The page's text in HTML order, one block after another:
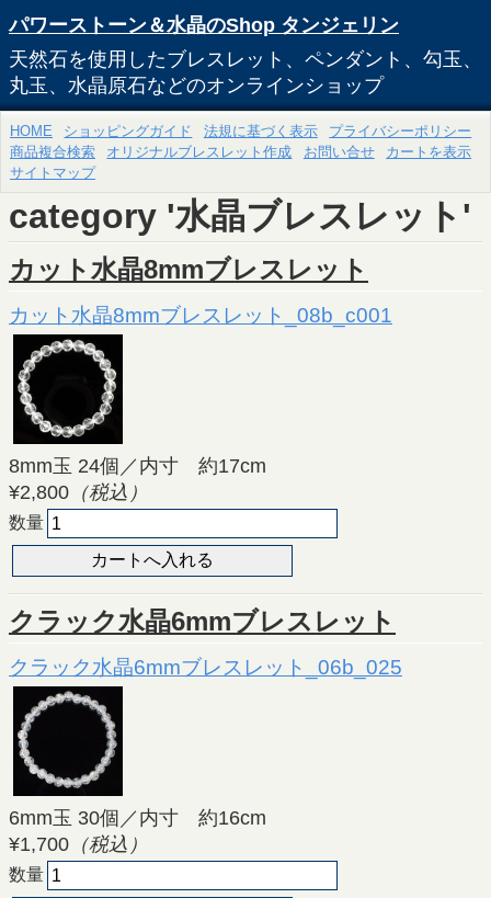
パワーストーン＆水晶のShop タンジェリン
天然石を使用したブレスレット、ペンダント、勾玉、
丸玉、水晶原石などのオンラインショップ
HOME ショッピングガイド 法規に基づく表示
プライバシーポリシー
商品複合検索
オリジナルブレスレット作成 お問い合せ
カートを表示
サイトマップ
category '水晶ブレスレット'
カット水晶8mmブレスレット
カット水晶8mmブレスレット_08b_c001
8mm玉 24個／内寸 約17cm
¥2,800 （税込）
数量
クラック水晶6mmブレスレット
クラック水晶6mmブレスレット_06b_025
6mm玉 30個／内寸 約16cm
¥1,700 （税込）
数量